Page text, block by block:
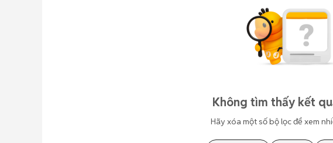
Không tìm thấy kết
Hãy xóa một số bộ lọc để xem